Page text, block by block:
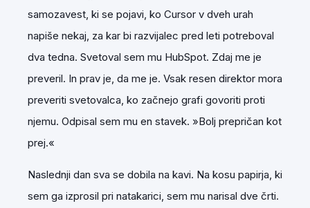
samozavest, ki se pojavi, ko Cursor v dveh urah
napiše nekaj, za kar bi razvijalec pred leti potreboval
dva tedna. Svetoval sem mu HubSpot. Zdaj me je
preveril. In prav je, da me je. Vsak resen direktor mora
preveriti svetovalca, ko začnejo grafi govoriti proti
njemu. Odpisal sem mu en stavek. »Bolj prepričan kot
prej.«
Naslednji dan sva se dobila na kavi. Na kosu papirja, ki
sem ga izprosil pri natakarici, sem mu narisal dve črti.